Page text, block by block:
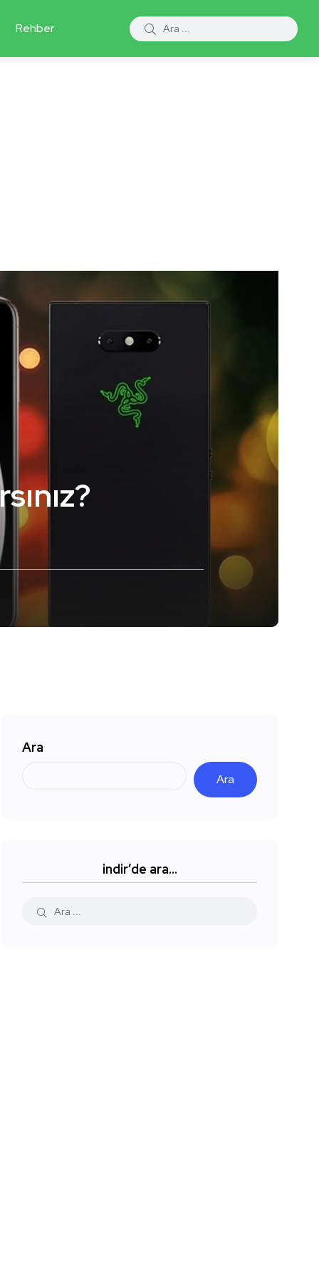
Rehber
Ara
Ara
indir’de ara…